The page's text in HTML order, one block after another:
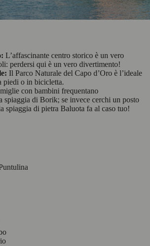
L’affascinante centro storico è un vero
perdersi qui è un vero divertimento!
Il Parco Naturale del Capo d’Oro è l’ideale
piedi o in bicicletta.
con bambini frequentano
spiaggia di Borik; se invece cerchi un posto
spiaggia di pietra Baluota fa al caso tuo!